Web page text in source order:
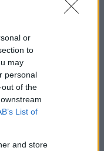
or
to
may
personal
of the
List of
and store